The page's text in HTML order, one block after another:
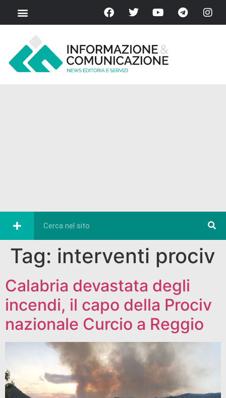
Tag: interventi prociv
Calabria devastata degli
incendi, il capo della Prociv
nazionale Curcio a Reggio